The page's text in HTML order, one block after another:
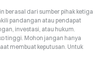
berasal dari sumber pihak ketiga
pandangan atau pendapat
investasi, atau hukum.
tinggi. Mohon jangan hanya
membuat keputusan. Untuk